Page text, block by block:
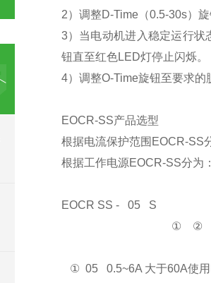
2）调整D-Time（0.5-30s）
3）当电动机进入稳定运行状
钮直至红色LED灯停止闪烁。
4）调整O-Time旋钮至要求的
EOCR-SS产品选型
根据电流保护范围EOCR-SS
根据工作电源EOCR-SS分为
EOCR SS - 05 S
‍ ① ②
① 05 0.5~6A 大于60A使用